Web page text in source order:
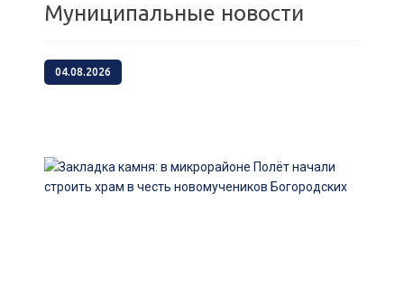
Муниципальные новости
04.08.2026